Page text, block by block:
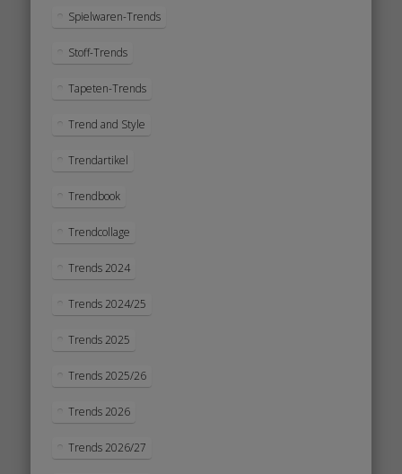
Spielwaren-Trends
Stoff-Trends
Tapeten-Trends
Trend and Style
Trendartikel
Trendbook
Trendcollage
Trends 2024
Trends 2024/25
Trends 2025
Trends 2025/26
Trends 2026
Trends 2026/27